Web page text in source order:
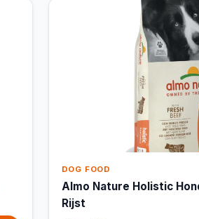
DOG FOOD
Almo Nature Holistic
Rijst